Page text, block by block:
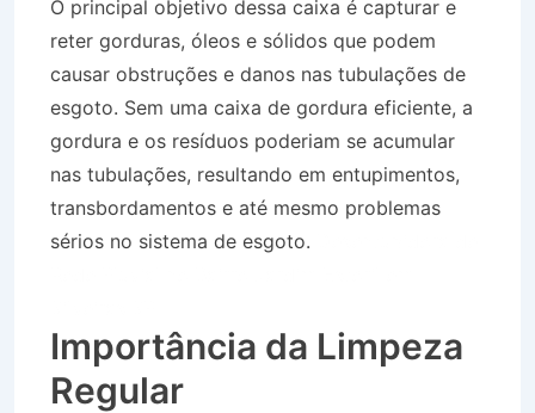
O principal objetivo dessa caixa é capturar e
reter gorduras, óleos e sólidos que podem
causar obstruções e danos nas tubulações de
esgoto. Sem uma caixa de gordura eficiente, a
gordura e os resíduos poderiam se acumular
nas tubulações, resultando em entupimentos,
transbordamentos e até mesmo problemas
sérios no sistema de esgoto.
Importância da Limpeza
Regular